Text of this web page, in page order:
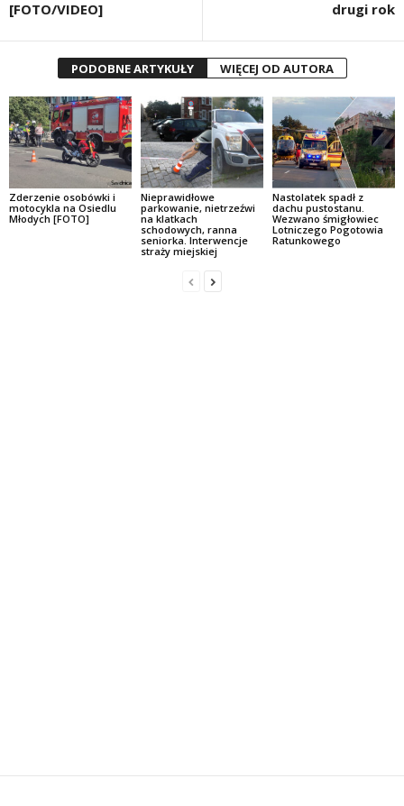
[FOTO/VIDEO] drugi rok
PODOBNE ARTYKUŁY WIĘCEJ OD AUTORA
Zderzenie osobówki i
motocykla na Osiedlu
Młodych [FOTO]
Nieprawidłowe
parkowanie, nietrzeźwi
na klatkach
schodowych, ranna
seniorka. Interwencje
straży miejskiej
Nastolatek spadł z
dachu pustostanu.
Wezwano śmigłowiec
Lotniczego Pogotowia
Ratunkowego